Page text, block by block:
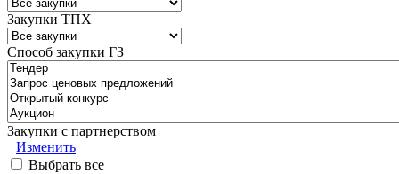
Закупки ТПХ
Способ закупки ГЗ
Закупки с партнерством
Изменить
Выбрать все